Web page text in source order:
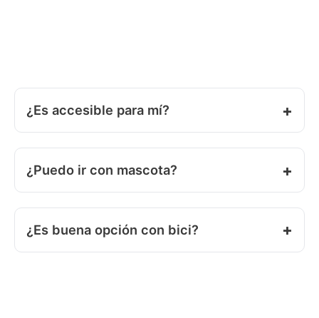
¿Es accesible para mí?
¿Puedo ir con mascota?
¿Es buena opción con bici?